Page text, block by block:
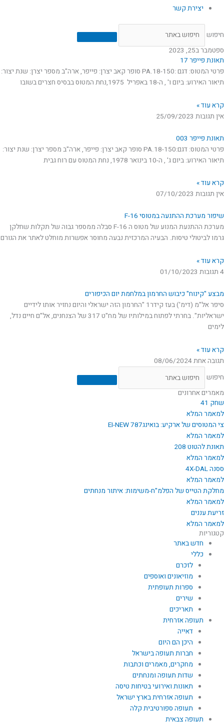
יצירת קשר
חיפוש
ספטמבר ב25, 2023
תאונת פייפר 17
פרטי המטוס: דגם :PA.18-150 סופר קאב יצרן: פייפר, ארה"ב מספר יצרן: שנת יצור:
תיאור האירוע: ביום ו' , ה-18 באפריל 1975,נחת המטוס בבסיס חצרים בשובו
קרא עוד »
אין תגובות 25/09/2023
תאונת פייפר 003
פרטי המטוס: דגם:PA.18-150 סופר קאב יצרן: פייפר, ארה"ב מספר יצרן: שנת יצור:
תיאור האירוע: ביום ג' , ה-10 בינואר 1978, נחת המטוס עם רוח גבית
קרא עוד »
אין תגובות 07/10/2023
שיפור מערכת ההתנעה במטוסי F-16
מערכת ההתנעת המנוע של מטוס ה F-16 סבלה ממספר גבוה של תקלות שחלקן
גרמו לביטולי טיסות. הבעיה המרכזית נבעה מחוסר אפשרות מוחלט לאתר את הגורם
קרא עוד »
4 תגובות
01/10/2023
מבצע "קינוח" כיבוש החרמון במלחמת יום הכיפורים
סיפר אל"מ (דימ') בעז קידר1 "החרמון הזה ישראלי והיום נחזיר אותו לידיים
ישראליות". בחרתי לפתוח במילותיו של מח"ט 317 של הצנחנים, אל"ם חיים נדל,
לימים
קרא עוד »
תגובה אחת08/06/2024
חיפוש
מאמרים אחרונים
שחק 41
למאמר המלא
צי המטוסים של ארקיע: בואינג787 EI-NEW
למאמר המלא
תאונת להטוט 208
למאמר המלא
ססנה 4X-DAL
למאמר המלא
מחלקת הטייס של הפלמ"ח-משימות: איתור מנחתים
למאמר המלא
זריעת עננים
למאמר המלא
קטגוריות
חדש באתר
כללי
לזכרם
מוזיאונים ואוספים
ספרות תעופתית
שירים
תאריכים
תעופה אזרחית
דאייה
היכן הם היום
חברות תעופה בישראל
מחקרים, מאמרים וכתבות
שדות תעופה ומנחתים
תאונות ואירועי בטיחות טיסה
תעופה אזרחית בארץ ישראל
תעופה ספורטיבית קלה
תעופה צבאית